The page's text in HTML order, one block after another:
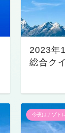
2023
総合ク
今夜はナゾト